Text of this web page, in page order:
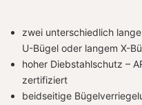
zwei unterschiedlich
U-Bügel oder langem X-
hoher Diebstahlschutz –
zertifiziert
beidseitige